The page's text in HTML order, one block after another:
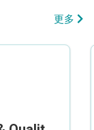
更多